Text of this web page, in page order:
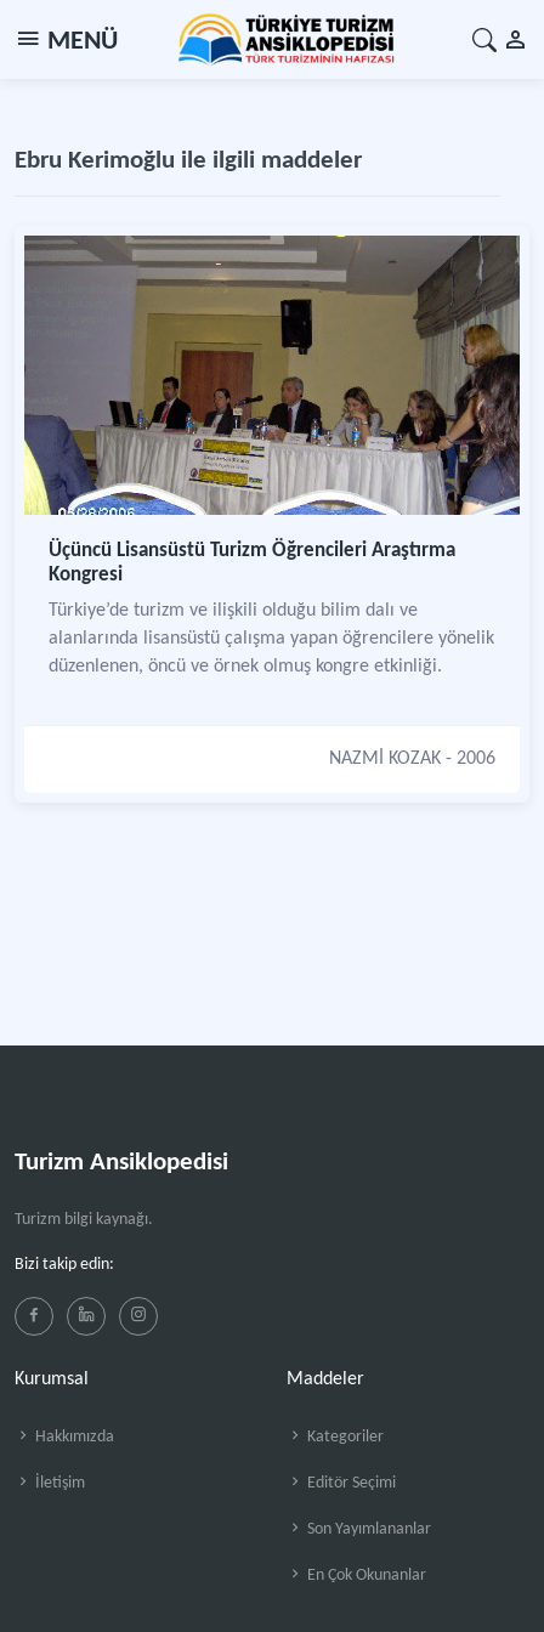
MENÜ
Ebru Kerimoğlu ile ilgili maddeler
Üçüncü Lisansüstü Turizm Öğrencileri Araştırma
Kongresi
Türkiye’de turizm ve ilişkili olduğu bilim dalı ve
alanlarında lisansüstü çalışma yapan öğrencilere yönelik
düzenlenen, öncü ve örnek olmuş kongre etkinliği.
NAZMİ KOZAK - 2006
Turizm Ansiklopedisi
Turizm bilgi kaynağı.
Bizi takip edin:
Kurumsal
Hakkımızda
İletişim
Maddeler
Kategoriler
Editör Seçimi
Son Yayımlananlar
En Çok Okunanlar